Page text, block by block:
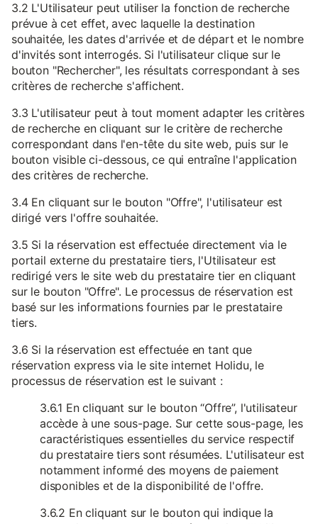
3.2 L'Utilisateur peut utiliser la fonction de recherche
prévue à cet effet, avec laquelle la destination
souhaitée, les dates d'arrivée et de départ et le nombre
d'invités sont interrogés. Si l'utilisateur clique sur le
bouton "Rechercher", les résultats correspondant à ses
critères de recherche s'affichent.
3.3 L'utilisateur peut à tout moment adapter les critères
de recherche en cliquant sur le critère de recherche
correspondant dans l'en-tête du site web, puis sur le
bouton visible ci-dessous, ce qui entraîne l'application
des critères de recherche.
3.4 En cliquant sur le bouton "Offre", l'utilisateur est
dirigé vers l'offre souhaitée.
3.5 Si la réservation est effectuée directement via le
portail externe du prestataire tiers, l'Utilisateur est
redirigé vers le site web du prestataire tier en cliquant
sur le bouton "Offre". Le processus de réservation est
basé sur les informations fournies par le prestataire
tiers.
3.6 Si la réservation est effectuée en tant que
réservation express via le site internet Holidu, le
processus de réservation est le suivant :
3.6.1 En cliquant sur le bouton “Offre”, l'utilisateur
accède à une sous-page. Sur cette sous-page, les
caractéristiques essentielles du service respectif
du prestataire tiers sont résumées. L'utilisateur est
notamment informé des moyens de paiement
disponibles et de la disponibilité de l'offre.
3.6.2 En cliquant sur le bouton qui indique la